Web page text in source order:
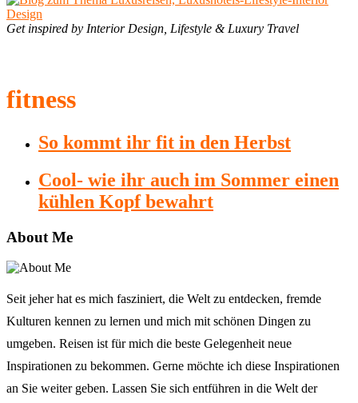
Get inspired by Interior Design, Lifestyle & Luxury Travel
fitness
So kommt ihr fit in den Herbst
Cool- wie ihr auch im Sommer einen
kühlen Kopf bewahrt
About Me
Seit jeher hat es mich fasziniert, die Welt zu entdecken, fremde
Kulturen kennen zu lernen und mich mit schönen Dingen zu
umgeben. Reisen ist für mich die beste Gelegenheit neue
Inspirationen zu bekommen. Gerne möchte ich diese Inspirationen
an Sie weiter geben. Lassen Sie sich entführen in die Welt der